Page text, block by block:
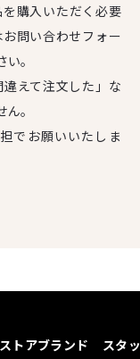
購入いただく必要
問い合わせフォー
。
えて注文した」な
。
でお願いいたしま
ストアブランド スタ